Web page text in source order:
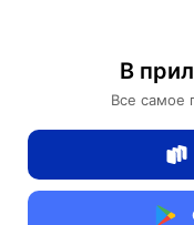
В
Все самое
Люстра
60*45 см.
25 Вт